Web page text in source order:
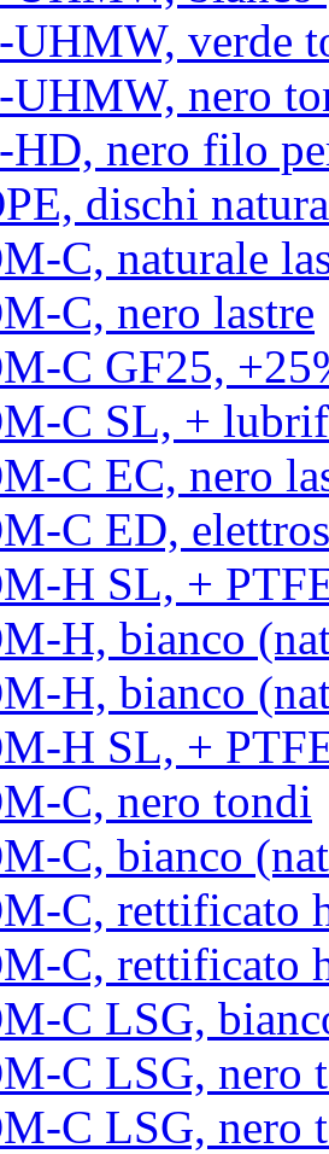
UHMW, verde
UHMW, nero
HD, nero filo
dischi
C, naturale
C, nero lastre
C GF25,
C SL, +
C EC, nero
C ED,
H SL, +
H, bianco
H, bianco
H SL, +
C, nero tondi
C, bianco
C, rettificato
C, rettificato
C LSG,
C LSG, nero
C LSG, nero